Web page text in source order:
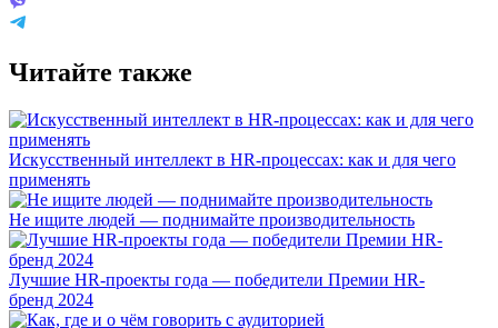
Читайте также
Искусственный интеллект в HR-процессах: как и для чего
применять
Не ищите людей — поднимайте производительность
Лучшие HR-проекты года — победители Премии HR-
бренд 2024